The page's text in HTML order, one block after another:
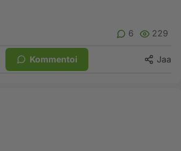
6 229
Kommentoi Jaa